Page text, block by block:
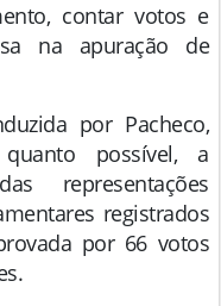
contar votos e
na apuração de
por Pacheco,
possível, a
representações
registrados
por 66 votos